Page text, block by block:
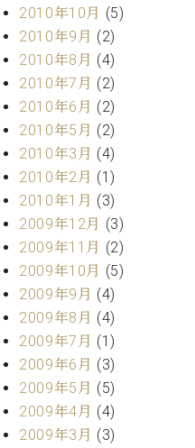
2010年10月 (5)
2010年9月 (2)
2010年8月 (4)
2010年7月 (2)
2010年6月 (2)
2010年5月 (2)
2010年3月 (4)
2010年2月 (1)
2010年1月 (3)
2009年12月 (3)
2009年11月 (2)
2009年10月 (5)
2009年9月 (4)
2009年8月 (4)
2009年7月 (1)
2009年6月 (3)
2009年5月 (5)
2009年4月 (4)
2009年3月 (3)